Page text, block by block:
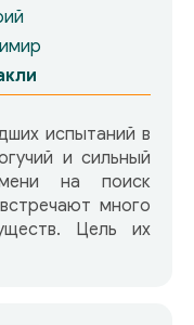
испытаний в
и сильный
на поиск
много
Цель их